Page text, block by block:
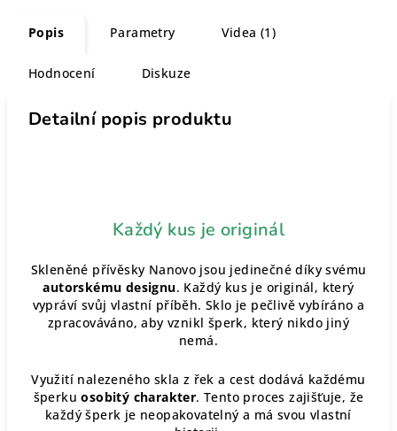
Popis Parametry Videa (1)
Hodnocení Diskuze
Detailní popis produktu
Každý kus je originál
Skleněné přívěsky Nanovo jsou jedinečné díky svému
autorskému designu. Každý kus je originál, který
vypráví svůj vlastní příběh. Sklo je pečlivě vybíráno a
zpracováváno, aby vznikl šperk, který nikdo jiný
nemá.
Využití nalezeného skla z řek a cest dodává každému
šperkuosobitý charakter. Tento proces zajišťuje, že
každý šperk je neopakovatelný a má svou vlastní